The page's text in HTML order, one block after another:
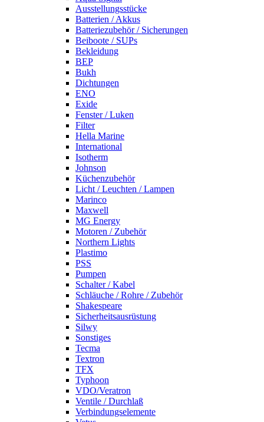
Ausstellungsstücke
Batterien / Akkus
Batteriezubehör / Sicherungen
Beiboote / SUPs
Bekleidung
BEP
Bukh
Dichtungen
ENO
Exide
Fenster / Luken
Filter
Hella Marine
International
Isotherm
Johnson
Küchenzubehör
Licht / Leuchten / Lampen
Marinco
Maxwell
MG Energy
Motoren / Zubehör
Northern Lights
Plastimo
PSS
Pumpen
Schalter / Kabel
Schläuche / Rohre / Zubehör
Shakespeare
Sicherheitsausrüstung
Silwy
Sonstiges
Tecma
Textron
TFX
Typhoon
VDO/Veratron
Ventile / Durchlaß
Verbindungselemente